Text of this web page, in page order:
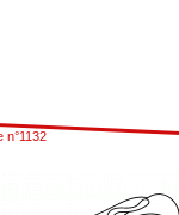
n°1132